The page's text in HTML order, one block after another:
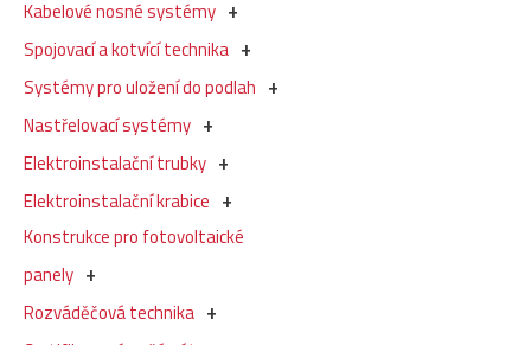
Kabelové nosné systémy
Spojovací a kotvící technika
Systémy pro uložení do podlah
Nastřelovací systémy
Elektroinstalační trubky
Elektroinstalační krabice
Konstrukce pro fotovoltaické
panely
Rozváděčová technika